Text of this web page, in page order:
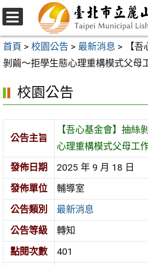
跳
至
主
要
容
區
選
單
首頁 > 校園公告 > 最新消息 >
【
剝繭～拒學生態心理重構模式父母
校園公告
公告主旨
【吾心基金會】抽絲
心理重構模式父母工
發佈日期
2025 年 9 月 18 日
發佈單位
輔導室
公告類別
最新消息
公告等級
轉知
點閱次數
401